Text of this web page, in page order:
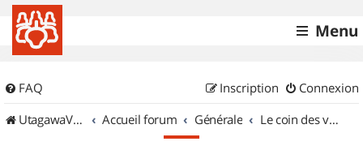
Menu
FAQ Connexion
Inscription
UtagawaVTT (Randos VTT et VTTAE avec traces GPS)
Accueil forum Générale Le coin des vidéastes